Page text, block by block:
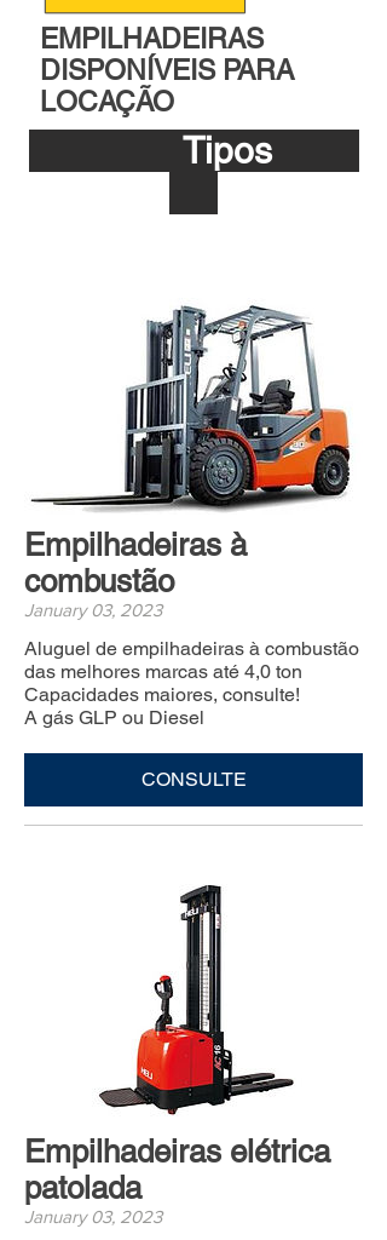
EMPILHADEIRAS
DISPONÍVEIS PARA
LOCAÇÃO
Tipos
Empilhadeiras à
combustão
January 03, 2023
Aluguel de empilhadeiras à combustão
das melhores marcas até 4,0 ton
Capacidades maiores, consulte!
A gás GLP ou Diesel
CONSULTE
Empilhadeiras elétrica
patolada
January 03, 2023